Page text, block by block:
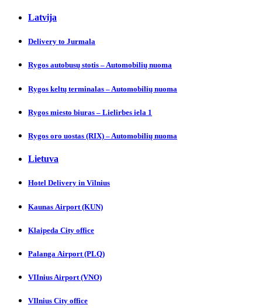
Latvija
Delivery to Jurmalа
Rygos autobusų stotis – Automobilių nuoma
Rygos keltų terminalas – Automobilių nuoma
Rygos miesto biuras – Lielirbes iela 1
Rygos oro uostas (RIX) – Automobilių nuoma
Lietuva
Hotel Delivery in Vilnіus
Kaunas Аirport (KUN)
Klaipeda City officе
Palanga Аirport (PLQ)
VIInius Airport (VNO)
VIlnius City оffice